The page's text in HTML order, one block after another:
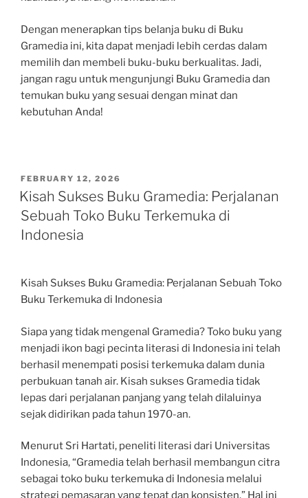
Dengan menerapkan tips belanja buku di Buku
Gramedia ini, kita dapat menjadi lebih cerdas dalam
memilih dan membeli buku-buku berkualitas. Jadi,
jangan ragu untuk mengunjungi Buku Gramedia dan
temukan buku yang sesuai dengan minat dan
kebutuhan Anda!
POSTED
ON
FEBRUARY 12, 2026
Kisah Sukses Buku Gramedia: Perjalanan
Sebuah Toko Buku Terkemuka di
Indonesia
Kisah Sukses Buku Gramedia: Perjalanan Sebuah Toko
Buku Terkemuka di Indonesia
Siapa yang tidak mengenal Gramedia? Toko buku yang
menjadi ikon bagi pecinta literasi di Indonesia ini telah
berhasil menempati posisi terkemuka dalam dunia
perbukuan tanah air. Kisah sukses Gramedia tidak
lepas dari perjalanan panjang yang telah dilaluinya
sejak didirikan pada tahun 1970-an.
Menurut Sri Hartati, peneliti literasi dari Universitas
Indonesia, “Gramedia telah berhasil membangun citra
sebagai toko buku terkemuka di Indonesia melalui
strategi pemasaran yang tepat dan konsisten.” Hal ini